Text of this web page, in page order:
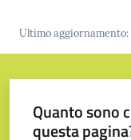
Servizi
Vivere
Formigine
Menu selezionato
Ultimo aggiornamento:
Quanto sono
questa